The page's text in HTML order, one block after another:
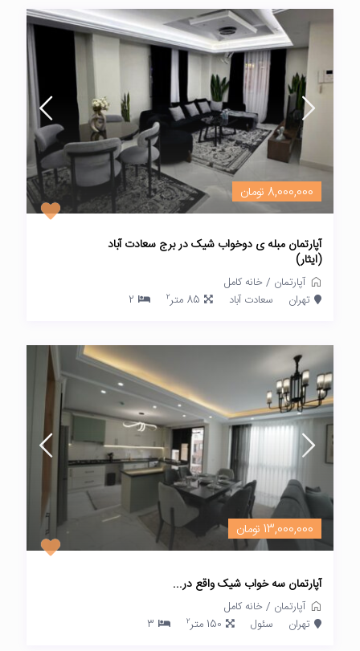
8,000,000 تومان
آپارتمان مبله ی دوخواب شیک در برج سعادت آباد
(ایثار)
آپارتمان /خانه کامل
تهران
سعادت آباد 85 متر 2
2
13,000,000 تومان
آپارتمان سه خواب شیک واقع در...
آپارتمان /خانه کامل
تهران
سئول 150 متر 2
3